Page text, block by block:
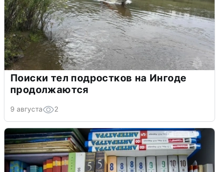
Поиски тел подростков на Ингоде
продолжаются
9 августа 2